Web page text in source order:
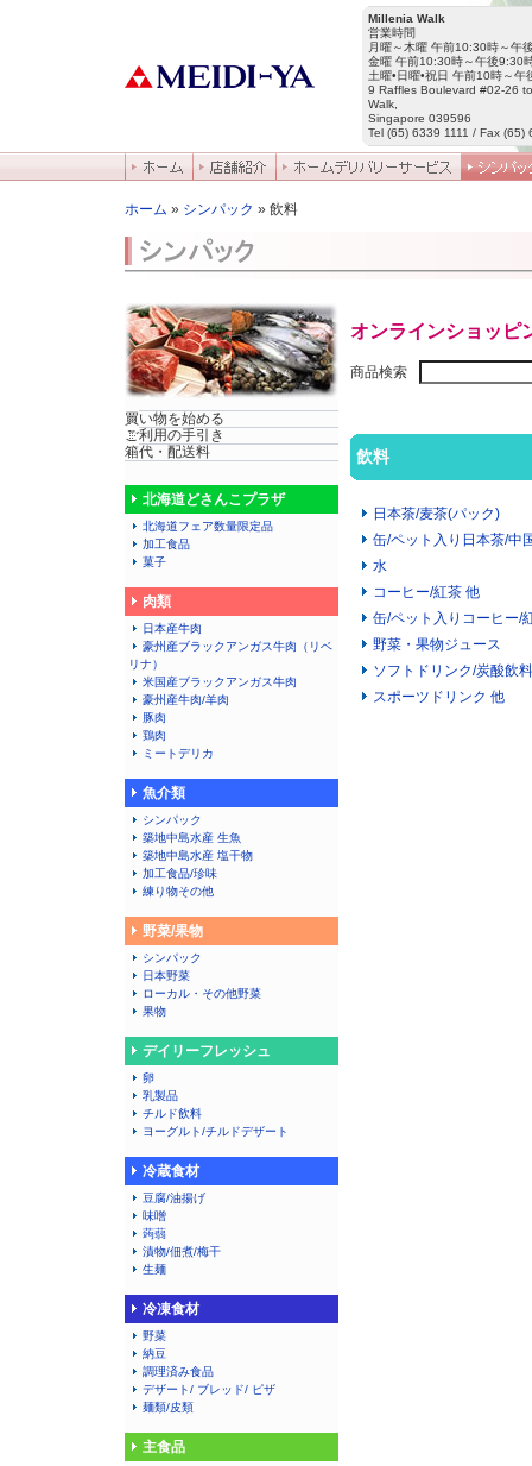
Millenia Walk
営業時間
月曜～木曜 午前10:30時～午
金曜 午前10:30時～午後9:30
土曜•日曜•祝日 午前10時～午
9 Raffles Boulevard #02-26
Walk,
Singapore 039596
Tel (65) 6339 1111 / Fax (65)
ホーム » シンパック » 飲料
買い物を始める
ご利用の手引き
箱代・配送料
北海道どさんこプラザ
北海道フェア数量限定品
加工食品
菓子
肉類
日本産牛肉
豪州産ブラックアンガス牛肉（リベ
リナ）
米国産ブラックアンガス牛肉
豪州産牛肉/羊肉
豚肉
鶏肉
ミートデリカ
魚介類
シンパック
築地中島水産 生魚
築地中島水産 塩干物
加工食品/珍味
練り物その他
野菜/果物
シンパック
日本野菜
ローカル・その他野菜
果物
デイリーフレッシュ
卵
乳製品
チルド飲料
ヨーグルト/チルドデザート
冷蔵食材
豆腐/油揚げ
味噌
蒟蒻
漬物/佃煮/梅干
生麺
冷凍食材
野菜
納豆
調理済み食品
デザート/ ブレッド/ ピザ
麺類/皮類
主食品
オンラインショッピ
商品検索
飲料
日本茶/麦茶(パック)
缶/ペット入り日本茶/中
水
コーヒー/紅茶 他
缶/ペット入りコーヒー/
野菜・果物ジュース
ソフトドリンク/炭酸飲料
スポーツドリンク 他